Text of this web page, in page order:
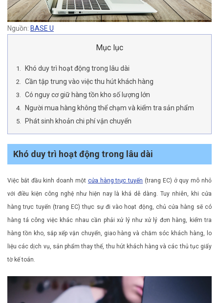
Nguồn: BASE U
Mục lục
Khó duy trì hoạt động trong lâu dài
Cần tập trung vào việc thu hút khách hàng
Có nguy cơ giữ hàng tồn kho số lượng lớn
Người mua hàng không thể chạm và kiểm tra sản phẩm
Phát sinh khoản chi phí vận chuyển
Khó duy trì hoạt động trong lâu dài
Việc bắt đầu kinh doanh một cửa hàng trực tuyến (trang EC) ở quy mô nhỏ
với điều kiện công nghệ như hiện nay là khá dễ dàng. Tuy nhiên, khi cửa
hàng trực tuyến (trang EC) thực sự đi vào hoạt động, chủ cửa hàng sẽ có
hàng tá công việc khác nhau cần phải xử lý như xử lý đơn hàng, kiểm tra
hàng tồn kho, sắp xếp vận chuyển, giao hàng và chăm sóc khách hàng, lo
liệu các dịch vụ, sản phẩm thay thế, thu hút khách hàng và các thủ tục giấy
tờ kế toán.